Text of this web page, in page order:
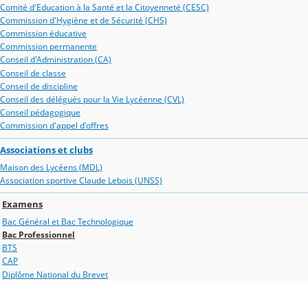
Comité d'Education à la Santé et la Citoyenneté (CESC)
Commission d'Hygiène et de Sécurité (CHS)
Commission éducative
Commission permanente
Conseil d'Administration (CA)
Conseil de classe
Conseil de discipline
Conseil des délégués pour la Vie Lycéenne (CVL)
Conseil pédagogique
Commission d'appel d'offres
Associations et clubs
Maison des Lycéens (MDL)
Association sportive Claude Lebois (UNSS)
Examens
Bac Général et Bac Technologique
Bac Professionnel
BTS
CAP
Diplôme National du Brevet